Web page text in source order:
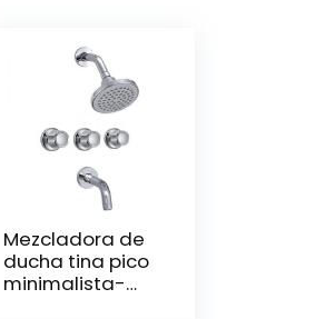
Mezcladora de
ducha tina pico
minimalista-